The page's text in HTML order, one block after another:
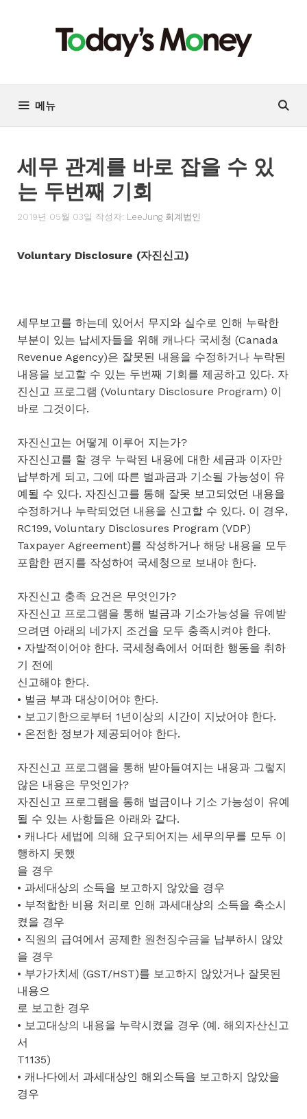
기
메뉴
세무 관계를 바로 잡을 수 있
는 두번째 기회
2019년 05월 03일 작성자: LeeJung 회계법인
Voluntary Disclosure (자진신고)
세무보고를 하는데 있어서 무지와 실수로 인해 누락한
부분이 있는 납세자들을 위해 캐나다 국세청 (Canada
Revenue Agency)은 잘못된 내용을 수정하거나 누락된
내용을 보고할 수 있는 두번째 기회를 제공하고 있다. 자
진신고 프로그램 (Voluntary Disclosure Program) 이
바로 그것이다.
자진신고는 어떻게 이루어 지는가?
자진신고를 할 경우 누락된 내용에 대한 세금과 이자만
납부하게 되고, 그에 따른 벌과금과 기소될 가능성이 유
예될 수 있다. 자진신고를 통해 잘못 보고되었던 내용을
수정하거나 누락되었던 내용을 신고할 수 있다. 이 경우,
RC199, Voluntary Disclosures Program (VDP)
Taxpayer Agreement)를 작성하거나 해당 내용을 모두
포함한 편지를 작성하여 국세청으로 보내야 한다.
자진신고 충족 요건은 무엇인가?
자진신고 프로그램을 통해 벌금과 기소가능성을 유예받
으려면 아래의 네가지 조건을 모두 충족시켜야 한다.
• 자발적이어야 한다. 국세청측에서 어떠한 행동을 취하
기 전에
신고해야 한다.
• 벌금 부과 대상이어야 한다.
• 보고기한으로부터 1년이상의 시간이 지났어야 한다.
• 온전한 정보가 제공되어야 한다.
자진신고 프로그램을 통해 받아들여지는 내용과 그렇지
않은 내용은 무엇인가?
자진신고 프로그램을 통해 벌금이나 기소 가능성이 유예
될 수 있는 사항들은 아래와 같다.
• 캐나다 세법에 의해 요구되어지는 세무의무를 모두 이
행하지 못했
을 경우
• 과세대상의 소득을 보고하지 않았을 경우
• 부적합한 비용 처리로 인해 과세대상의 소득을 축소시
켰을 경우
• 직원의 급여에서 공제한 원천징수금을 납부하시 않았
을 경우
• 부가가치세 (GST/HST)를 보고하지 않았거나 잘못된
내용으
로 보고한 경우
• 보고대상의 내용을 누락시켰을 경우 (예. 해외자산신고
서
T1135)
• 캐나다에서 과세대상인 해외소득을 보고하지 않았을
경우